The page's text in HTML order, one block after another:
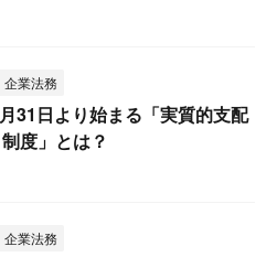
業法務
31日より始まる「実質的支配
度」とは？
業法務